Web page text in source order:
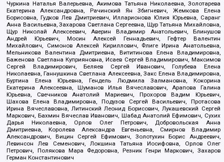
Чуркина Наталья Валерьевна, Акимова Татьяна Николаевна, Золотарева
Екатерина Александровна, Рачинский Ян Збигневич, Жемкова Елена
Борисовна, Гудков Лев Дмитриевич, Илларионова Юлия Юрьевна, Саранг
Анна Васильевна, Захарова Светлана Сергеевна, Щур Татьяна Михайловна,
Щур Николай Алексеевич, Аверин Владимир Анатольевич, Блинушов
Андрей Юрьевич, Мосин Алексей Геннадьевич, Гефтер Валентин
Михайлович, Симонов Алексей Кириллович, Флиге Ирина Анатольевна,
Мельникова Валентина Дмитриевна, Вититинова Елена Владимировна,
Баженова Светлана Куприяновна, Исаев Сергей Владимирович, Максимов
Сергей Владимирович, Беляев Сергей Иванович, Голубева Елена
Николаевна, Ганнушкина Светлана Алексеевна, Закс Елена Владимировна,
Буртина Елена Юрьевна, Гендель Людмила Залмановна, Кокорина
Екатерина Алексеевна, Шуманов Илья Вячеславович, Арапова Галина
Юрьевна, Свечников Анатолий Мариевич, Прохоров Вадим Юрьевич,
Шахова Елена Владимировна, Подузов Сергей Васильевич, Протасова
Ирина Вячеславовна, Литинский Леонид Борисович, Лукашевский Сергей
Маркович, Бахмин Вячеслав Иванович, Шабад Анатолий Ефимович, Сухих
Дарья Николаевна, Орлов Олег Петрович, Добровольская Анна
Дмитриевна, Королева Александра Евгеньевна, Смирнов Владимир
Александрович, Вицин Сергей Ефимович, Золотухин Борис Андреевич,
Левинсон Лев Семенович, Локшина Татьяна Иосифовна, Орлов Олег
Петрович, Полякова Мара Федоровна, Резник Генри Маркович, Захаров
Герман Константинович